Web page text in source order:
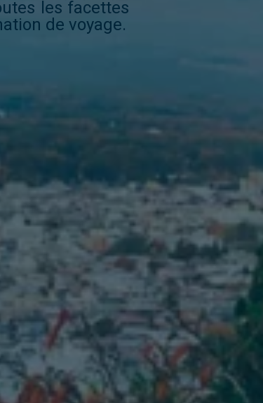
les facettes
de voyage.